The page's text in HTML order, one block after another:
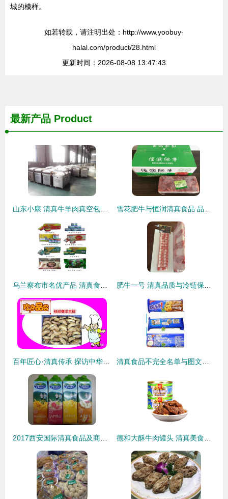
城的模样。
如若转载，请注明出处：http://www.yoobuy-
halal.com/product/28.html
更新时间：2026-08-08 13:47:43
最新产品 Product